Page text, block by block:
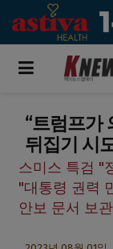
“트럼프가
뒤집기 시
스미스 특검 "
"대통령 권력
안보 문서 보